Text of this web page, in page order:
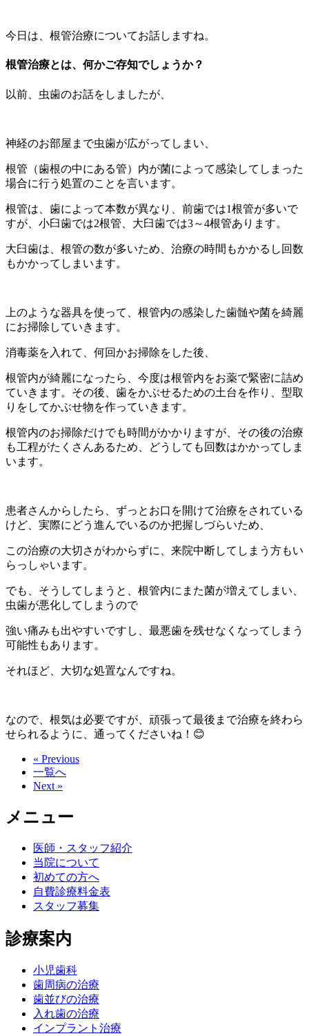
今日は、根管治療についてお話しますね。
根管治療とは、何かご存知でしょうか？
以前、虫歯のお話をしましたが、
神経のお部屋まで虫歯が広がってしまい、
根管（歯根の中にある管）内が菌によって感染してしまった
場合に行う処置のことを言います。
根管は、歯によって本数が異なり、前歯では1根管が多いで
すが、小臼歯では2根管、大臼歯では3～4根管あります。
大臼歯は、根管の数が多いため、治療の時間もかかるし回数
もかかってしまいます。
上のような器具を使って、根管内の感染した歯髄や菌を綺麗
にお掃除していきます。
消毒薬を入れて、何回かお掃除をした後、
根管内が綺麗になったら、今度は根管内をお薬で緊密に詰め
ていきます。その後、歯をかぶせるための土台を作り、型取
りをしてかぶせ物を作っていきます。
根管内のお掃除だけでも時間がかかりますが、その後の治療
も工程がたくさんあるため、どうしても回数はかかってしま
います。
患者さんからしたら、ずっとお口を開けて治療をされている
けど、実際にどう進んでいるのか把握しづらいため、
この治療の大切さがわからずに、来院中断してしまう方もい
らっしゃいます。
でも、そうしてしまうと、根管内にまた菌が増えてしまい、
虫歯が悪化してしまうので
強い痛みも出やすいですし、最悪歯を残せなくなってしまう
可能性もあります。
それほど、大切な処置なんですね。
なので、根気は必要ですが、頑張って最後まで治療を終わら
せられるように、通ってくださいね！😊
« Previous
一覧へ
Next »
メニュー
医師・スタッフ紹介
当院について
初めての方へ
自費診療料金表
スタッフ募集
診療案内
小児歯科
歯周病の治療
歯並びの治療
入れ歯の治療
インプラント治療